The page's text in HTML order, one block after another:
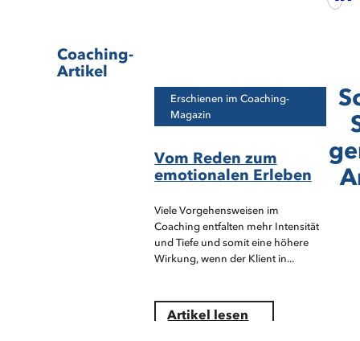
Coaching-
Artikel
Erschienen im Coaching-
Magazin
Vom Reden zum
emotionalen Erleben
Viele Vorgehensweisen im
Coaching entfalten mehr Intensität
und Tiefe und somit eine höhere
Wirkung, wenn der Klient in...
Artikel lesen